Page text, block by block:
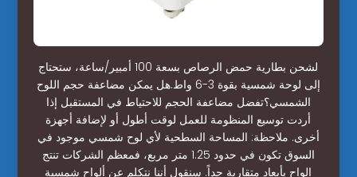
لشحن بطارية حمض الرصاص بسعة 100 أمبير/ساعة، ستحتاج
إلى لوحة شمسية بقوة 3-6 واط.هل يمكن مضاعفة حجم اللوح
الشمسي؟تفضل مضاعفة الحجم للاحتياط في المستقبل إذا
أردت توسيع المنظومة للعمل لوقت أطول أو لإضافة أجهزة
أخرى. ملاحظة: المساحة السطحية لأي لوح شمسي موجود في
السوق تكون في حدود 1.25 متر مربع، فمعظم الشركات تنتج
الواح بأبعاد متقاربة جداً. سنقول أننا نتكلم عن ألواح شمسية